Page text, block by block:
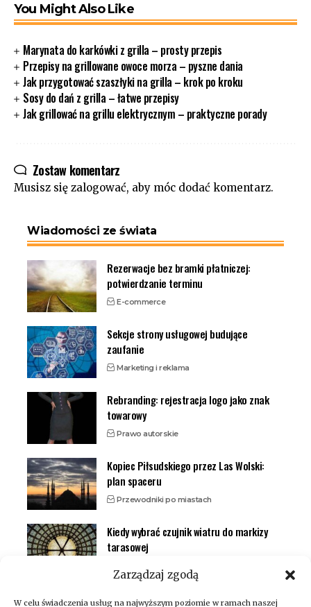
Zarządzaj zgodą
W celu świadczenia usług na najwyższym poziomie w ramach naszej
You Might Also Like
Marynata do karkówki z grilla – prosty przepis
Przepisy na grillowane owoce morza – pyszne dania
Jak przygotować szaszłyki na grilla – krok po kroku
Sosy do dań z grilla – łatwe przepisy
Jak grillować na grillu elektrycznym – praktyczne porady
Zostaw komentarz
Musisz się zalogować, aby móc dodać komentarz.
Wiadomości ze świata
Rezerwacje bez bramki płatniczej:
potwierdzanie terminu
E-commerce
Sekcje strony usługowej budujące
zaufanie
Marketing i reklama
Rebranding: rejestracja logo jako znak
towarowy
Prawo autorskie
Kopiec Piłsudskiego przez Las Wolski:
plan spaceru
Przewodniki po miastach
Kiedy wybrać czujnik wiatru do markizy
tarasowej